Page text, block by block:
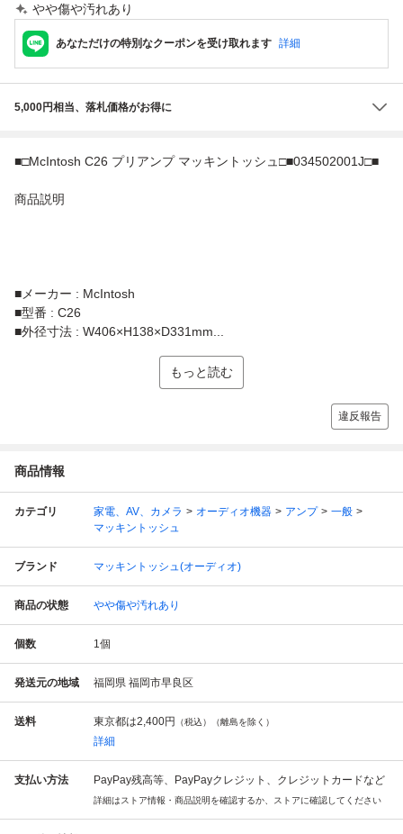
やや傷や汚れあり
あなただけの特別なクーポンを受け取れます 詳細
5,000円相当、落札価格がお得に
■□McIntosh C26 プリアンプ マッキントッシュ□■034502001J□■
商品説明
■メーカー : McIntosh
■型番 : C26
■外径寸法 : W406×H138×D331mm...
もっと読む
違反報告
商品情報
カテゴリ 家電、AV、カメラ オーディオ機器 アンプ
一般
マッキントッシュ
ブランド マッキントッシュ(オーディオ)
商品の状態 やや傷や汚れあり
個数 1個
発送元の地域 福岡県 福岡市早良区
送料 東京都は2,400円 （税込）（離島を除く）
詳細
支払い方法 PayPay残高等、PayPayクレジット、クレジットカードなど
詳細はストア情報・商品説明を確認するか、ストアに確認してください